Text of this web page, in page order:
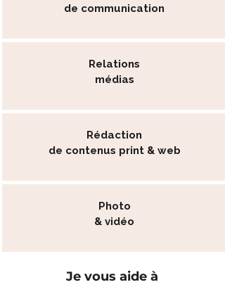
de communication
Relations
médias
Rédaction
de contenus print & web
Photo
& vidéo
Je vous aide à